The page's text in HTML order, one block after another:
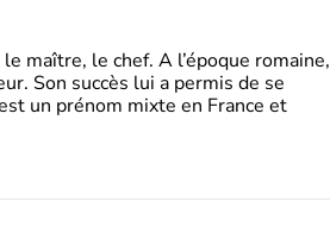
maître, le chef. A l’époque romaine,
Son succès lui a permis de se
un prénom mixte en France et